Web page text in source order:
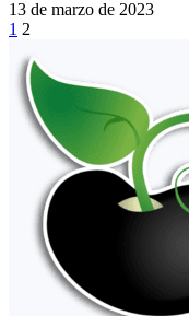
13 de marzo de 2023
1 2